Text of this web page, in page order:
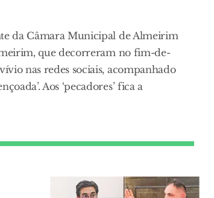
da Câmara Municipal de Almeirim
que decorreram no fim-de-
nas redes sociais, acompanhado
Aos ‘pecadores’ fica a